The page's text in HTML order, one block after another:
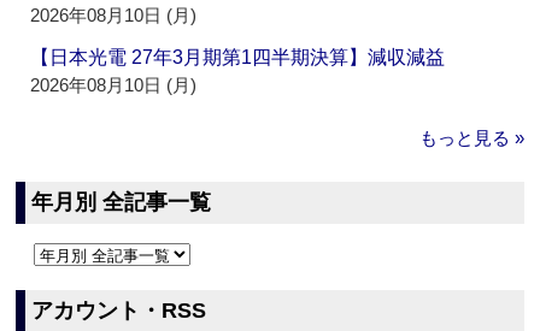
2026年08月10日 (月)
【日本光電 27年3月期第1四半期決算】減収減益
2026年08月10日 (月)
もっと見る »
年月別 全記事一覧
アカウント・RSS